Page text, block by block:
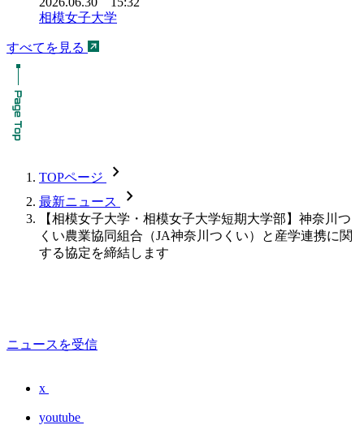
相模女子大学
すべてを見る
TOPページ chevron_forward
最新ニュース chevron_forward
【相模女子大学・相模女子大学短期大学部】神奈川つ
くい農業協同組合（JA神奈川つくい）と産学連携に関
する協定を締結します
ニュースを受信
x
youtube